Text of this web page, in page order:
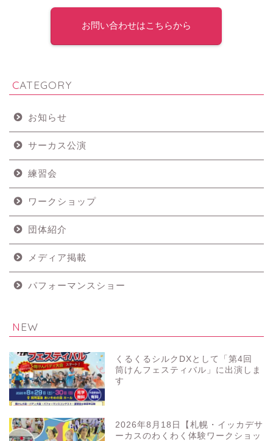
お問い合わせはこちらから
CATEGORY
お知らせ
サーカス公演
練習会
ワークショップ
団体紹介
メディア掲載
パフォーマンスショー
NEW
くるくるシルクDXとして「第4回
筒けんフェスティバル」に出演しま
す
2026年8月18日【札幌・イッカデサ
ーカスのわくわく体験ワークショッ